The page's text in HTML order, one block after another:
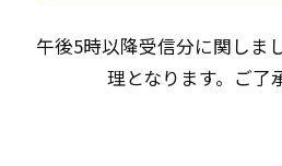
午後5時以降受信分に関しま
理となります。ご了